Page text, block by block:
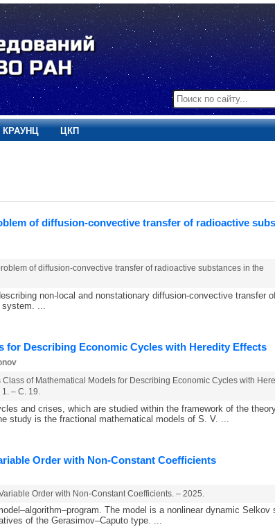
КРАУНЦ
ЦКП
of diffusion-convective transfer of radioactive
of diffusion-convective transfer of radioactive substances in the
non-local and nonstationary diffusion-convective transfer
system. ...
for Describing Economic Cycles with Heredity Effects
Class of Mathematical Models for Describing Economic Cycles with
– С. 19.
and crises, which are studied within the framework of the
study is the fractional mathematical models of S. V. ...
Order with Non-Constant Coefficients
Order with Non-Constant Coefficients. – 2025.
The model is a nonlinear dynamic Selkov
of the Gerasimov–Caputo type. ...